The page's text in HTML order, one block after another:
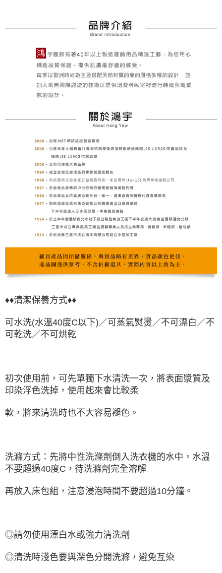
♦♦清潔保養方式♦♦
可水洗(水溫40度C以下)／可蒸氣熨燙／不可漂白／不
可乾洗／不可烘乾
初次使用前，可先單獨下水清洗一次，將表面漿質及
印染浮色洗掉，使用起來會比較柔
軟，將來清洗時也不大容易褪色。
洗滌方式：先將中性洗滌劑倒入洗衣機的水中，水溫
不要超過40度C，待洗滌劑完全溶解
再放入床包組，注意浸泡時間不要超過10分鐘。
◎請勿使用漂白水或強力清洗劑
◎清洗時淺色要與深色分開洗滌，避免互染